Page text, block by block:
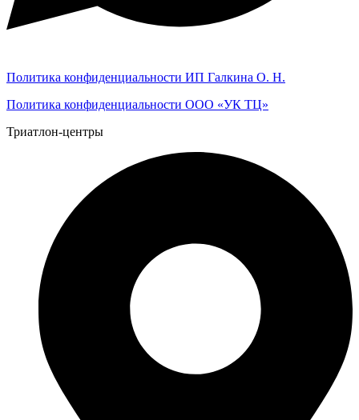
Политика конфиденциальности ИП Галкина О. Н.
Политика конфиденциальности ООО «УК ТЦ»
Триатлон-центры